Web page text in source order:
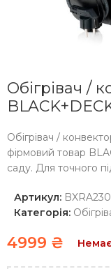
Обігрівач /
Обігрівач /
фірмовий товар
саду. Для точного
Артикул:
Категорія:
4999 ₴